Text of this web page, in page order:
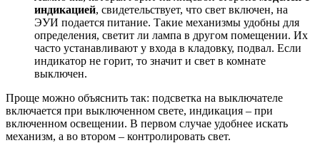
индикацией, свидетельствует, что свет включен, на
ЭУИ подается питание. Такие механизмы удобны для
определения, светит ли лампа в другом помещении. Их
часто устанавливают у входа в кладовку, подвал. Если
индикатор не горит, то значит и свет в комнате
выключен.
Проще можно объяснить так: подсветка на выключателе
включается при выключенном свете, индикация – при
включенном освещении. В первом случае удобнее искать
механизм, а во втором – контролировать свет.